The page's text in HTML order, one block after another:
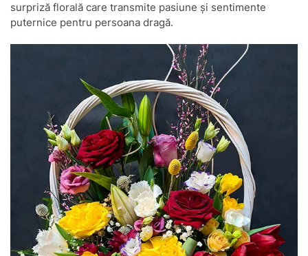
surpriză florală care transmite pasiune și sentimente
puternice pentru persoana dragă.